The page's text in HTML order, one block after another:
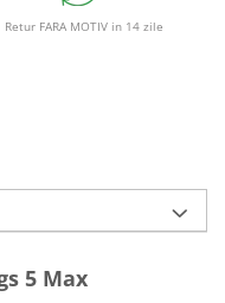
Retur FARA MOTIV in 14 zile
5 ​​Max